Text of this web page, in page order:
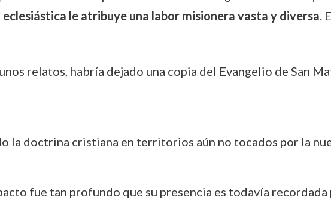
le atribuye una labor misionera vasta y diversa.
relatos, habría dejado una copia del Evangelio de San
la doctrina cristiana en territorios aún no tocados por la
fue tan profundo que su presencia es todavía recordada